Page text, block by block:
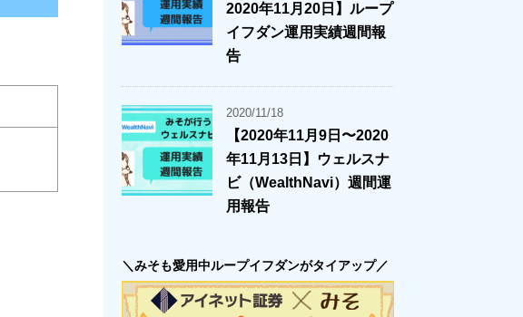
2020年11月20日】ループ
イフダン運用実績週間報
告
2020/11/18
【2020年11月9日〜2020
年11月13日】ウェルスナ
ビ（WealthNavi）週間運
用報告
＼みそも愛用中ループイフダンがタイアップ／